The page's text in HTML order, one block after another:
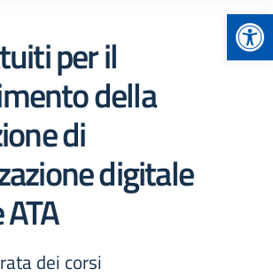
per il
della
di
digitale
dei corsi